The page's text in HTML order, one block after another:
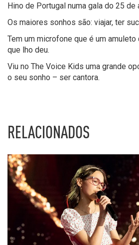
Hino de Portugal numa gala do 25 de
Os maiores sonhos são: viajar, ter
Tem um microfone que é um
que lho deu.
Viu no The Voice Kids uma grande
o seu sonho – ser cantora.
RELACIONADOS